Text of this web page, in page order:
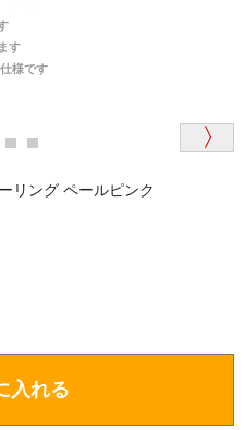
ますのでお客様のご負担
いの期間がかかります
、決済確認後、２～４
～８週間でのお届けとな
の程よろしくお願い致し
か？
（男性）
ップで一番信用出来
寧に書かれていたこ
など）」
（女性）
す
様です
リング ペールピンク
入れる